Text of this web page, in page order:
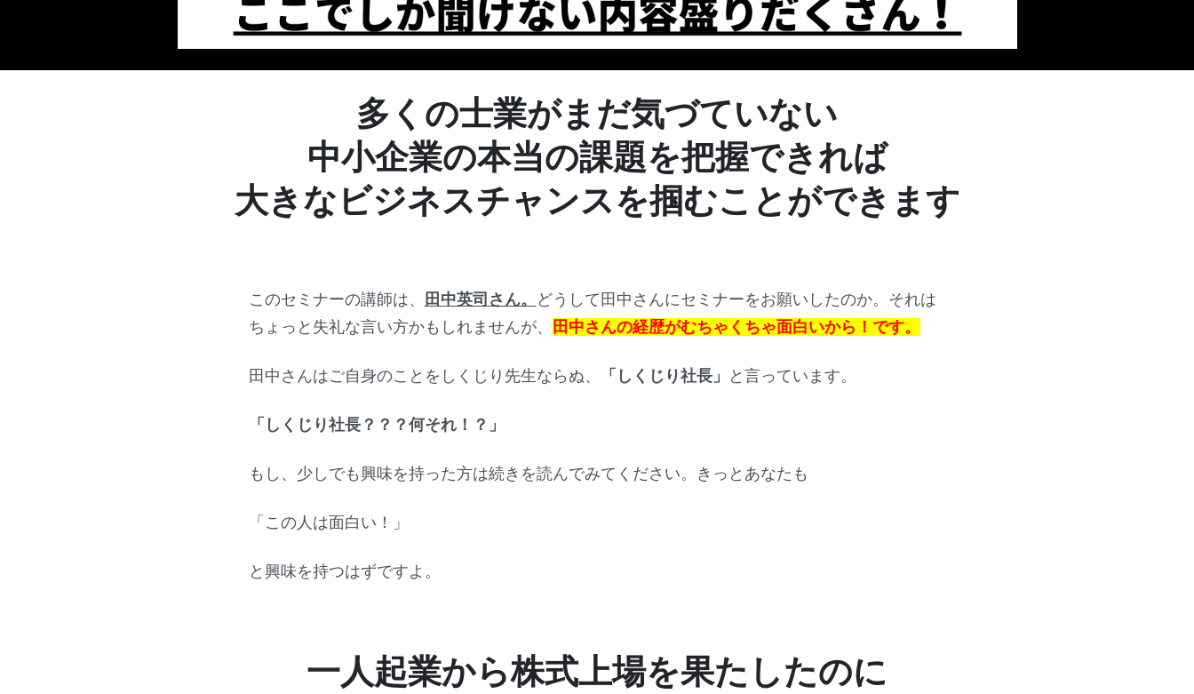
多くの士業がまだ気づていない
中小企業の本当の課題を把握できれば
大きなビジネスチャンスを掴むことができます
このセミナーの講師は、 田中英司さん。
どうして田中さんにセミナーをお願いしたのか。それは
ちょっと失礼な言い方かもしれませんが、
田中さんの経歴がむちゃくちゃ面白いから！です。
田中さんはご自身のことをしくじり先生ならぬ、 「しくじり社長」 と言っています。
「しくじり社長？？？何それ！？」
もし、少しでも興味を持った方は続きを読んでみてください。きっとあなたも
「この人は面白い！」
と興味を持つはずですよ。
一人起業から株式上場を果たしたのに